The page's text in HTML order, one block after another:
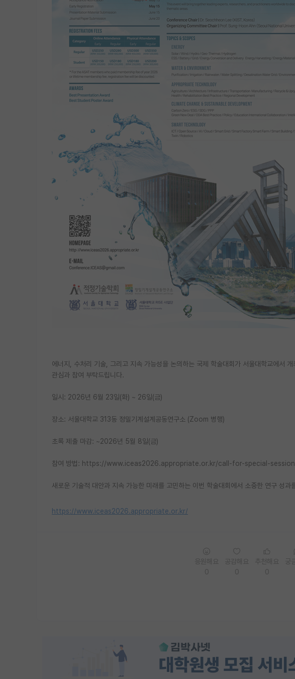
에너지, 수처리 기술, 그리고 지속 가능성을 논의하는 국제 학술대회가 서울대학교에서
관심과 참여 부탁드립니다.
일시: 2026년 6월 23일(화) ~ 26일(금)
장소: 서울대학교 313동 정밀기계설계공동연구소 (Zoom 병행)
초록 제출 마감: ~2026년 5월 8일(금)
참여 방법: https://www.iceas2026.appropriate.or.kr/call-for-special-
새로운 기술적 대안과 지속 가능한 미래를 고민하는 이번 학술대회에서 소중한 연구 성과
https://www.iceas2026.appropriate.or.kr/